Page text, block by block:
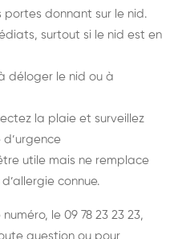
portes donnant sur le nid.
surtout si le nid est en
déloger le nid ou à
la plaie et surveillez
d’urgence
utile mais ne remplace
connue.
le 09 78 23 23 23,
question ou pour